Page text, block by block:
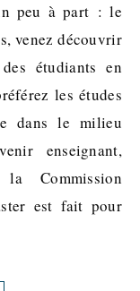
peu à part : le
venez découvrir
étudiants en
les études
dans le milieu
enseignant,
Commission
est fait pour